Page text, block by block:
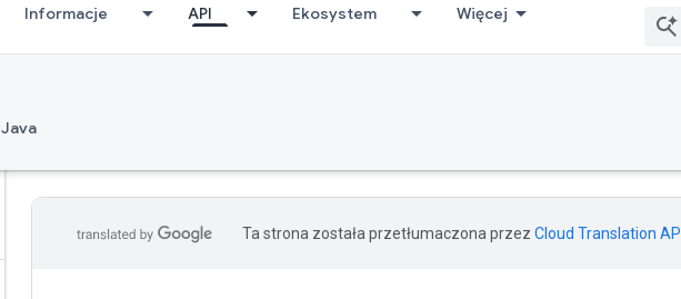
Informacje API Ekosystem Więcej
Java
Ta strona została przetłumaczona przez Cloud Translation API